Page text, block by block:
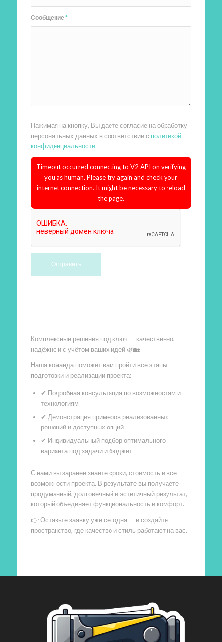
Сообщение*
Нажимая на кнопку, Вы даете согласие на обработку
персональных данных в соответствии с политикой
конфиденциальности
Timeout occurred connecting to V2 API on verifying
you as human. Please try again and check your
internet connection. It might be necessary to reload
the page.
Комплексные решения под ключ — качественно,
надёжно и с учётом ваших идей 🌿🏡
Наша команда поможет вам пройти все этапы
подготовки и реализации проекта:
✔ Подробная консультация по возможностям и
технологиям
✔ Демонстрация примеров реализованных
решений и доступных опций
✔ Индивидуальный подбор оптимального
варианта под задачи и бюджет
С нами вы заранее знаете сроки, стоимость и все
возможности проекта. В результате вы получаете
продуманный, долговечный и эстетичный результат,
который объединяет функциональность и комфорт.
👉 Оставьте заявку уже сегодня — и создайте
пространство, где качество и стиль работают на вас.